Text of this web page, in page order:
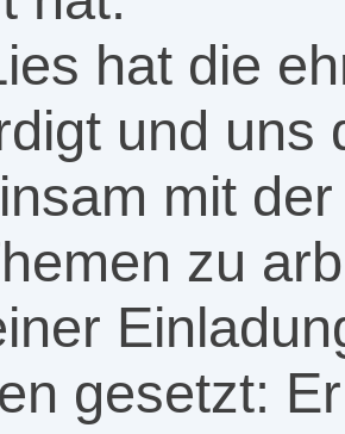
hat die
und uns
mit
zu
gesetzt: